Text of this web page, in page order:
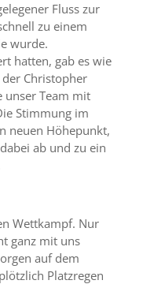
Fluss zur
zu einem
wurde.
hatten, gab es wie
Christopher
unser Team mit
Stimmung im
neuen Höhepunkt,
ab und zu ein
Wettkampf. Nur
ganz mit uns
auf dem
Platzregen